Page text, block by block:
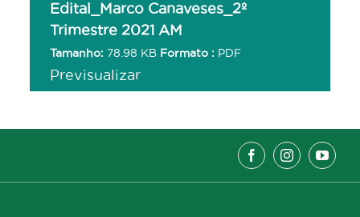
Edital_Marco Canaveses_2º
Trimestre 2021 AM
Tamanho: 78.98 KB Formato : PDF
Previsualizar